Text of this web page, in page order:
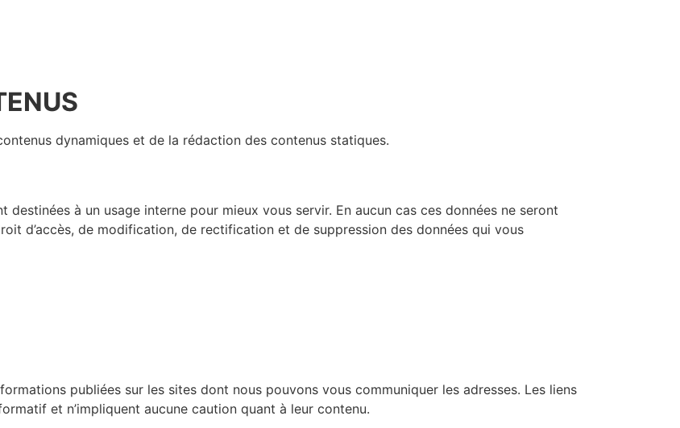
dynamiques et de la rédaction des contenus statiques.
destinées à un usage interne pour mieux vous servir. En aucun cas ces données ne seront
d’accès, de modification, de rectification et de suppression des données qui vous
publiées sur les sites dont nous pouvons vous communiquer les adresses. Les liens
et n’impliquent aucune caution quant à leur contenu.